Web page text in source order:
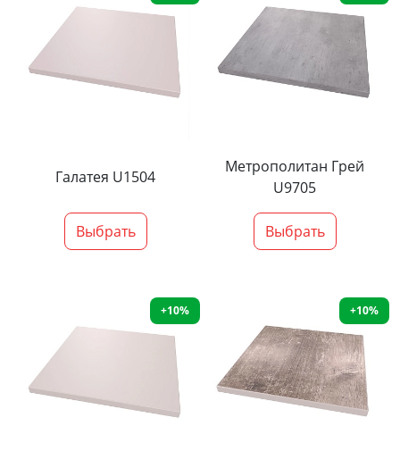
Галатея U1504
Выбрать
Метрополитан Грей
U9705
Выбрать
+10% +10%